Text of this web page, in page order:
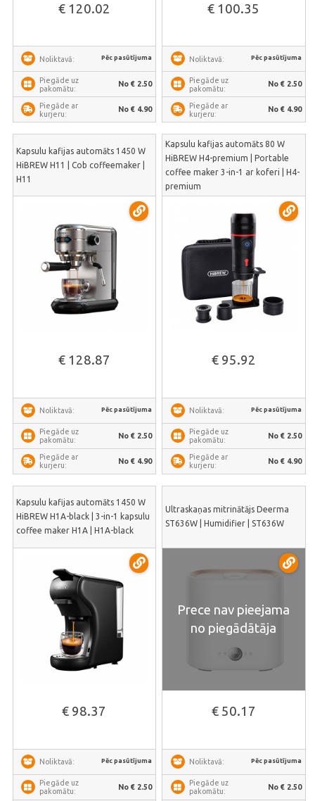
€ 120.02
Noliktavā: Pēc pasūtījuma
Piegāde uz
pakomātu:
No € 2.50
Piegāde ar
kurjeru:
No € 4.90
€ 100.35
Noliktavā: Pēc pasūtījuma
Piegāde uz
pakomātu:
No € 2.50
Piegāde ar
kurjeru:
No € 4.90
Kapsulu kafijas automāts 1450 W
HiBREW H11 | Cob coffeemaker |
H11
€ 128.87
Noliktavā: Pēc pasūtījuma
Piegāde uz
pakomātu:
No € 2.50
Piegāde ar
kurjeru:
No € 4.90
Kapsulu kafijas automāts 80 W
HiBREW H4-premium | Portable
coffee maker 3-in-1 ar koferi | H4-
premium
€ 95.92
Noliktavā: Pēc pasūtījuma
Piegāde uz
pakomātu:
No € 2.50
Piegāde ar
kurjeru:
No € 4.90
Kapsulu kafijas automāts 1450 W
HiBREW H1A-black | 3-in-1 kapsulu
coffee maker H1A | H1A-black
€ 98.37
Noliktavā: Pēc pasūtījuma
Piegāde uz
pakomātu:
No € 2.50
Ultraskaņas mitrinātājs Deerma
ST636W | Humidifier | ST636W
Prece nav pieejama
no piegādātāja
€ 50.17
Noliktavā: Pēc pasūtījuma
Piegāde uz
pakomātu:
No € 2.50